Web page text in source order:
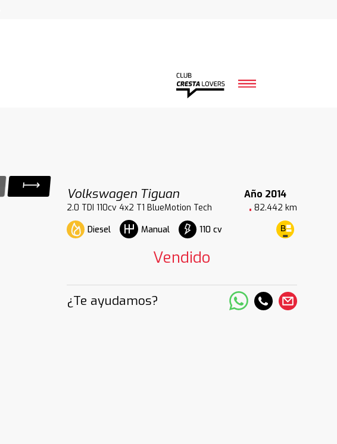
Volkswagen Tiguan
Año 2014
2.0 TDI 110cv 4x2 T1 BlueMotion Tech
82.442 km
Diesel
Manual 110 cv
Vendido
¿Te ayudamos?